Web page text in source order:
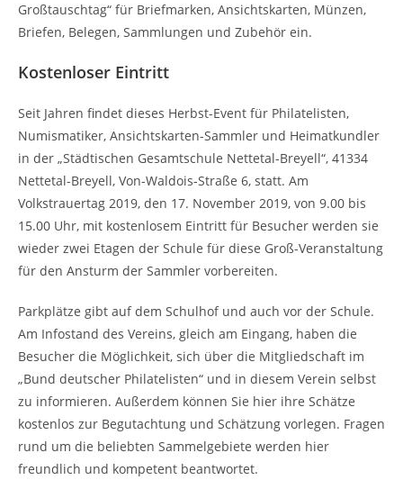
Großtauschtag“ für Briefmarken, Ansichtskarten, Münzen,
Briefen, Belegen, Sammlungen und Zubehör ein.
Kostenloser Eintritt
Seit Jahren findet dieses Herbst-Event für Philatelisten,
Numismatiker, Ansichtskarten-Sammler und Heimatkundler
in der „Städtischen Gesamtschule Nettetal-Breyell“, 41334
Nettetal-Breyell, Von-Waldois-Straße 6, statt. Am
Volkstrauertag 2019, den 17. November 2019, von 9.00 bis
15.00 Uhr, mit kostenlosem Eintritt für Besucher werden sie
wieder zwei Etagen der Schule für diese Groß-Veranstaltung
für den Ansturm der Sammler vorbereiten.
Parkplätze gibt auf dem Schulhof und auch vor der Schule.
Am Infostand des Vereins, gleich am Eingang, haben die
Besucher die Möglichkeit, sich über die Mitgliedschaft im
„Bund deutscher Philatelisten“ und in diesem Verein selbst
zu informieren. Außerdem können Sie hier ihre Schätze
kostenlos zur Begutachtung und Schätzung vorlegen. Fragen
rund um die beliebten Sammelgebiete werden hier
freundlich und kompetent beantwortet.